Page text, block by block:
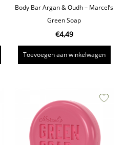
Body Bar Argan & Oudh – Marcel’s
Green Soap
€4,49
Toevoegen aan winkelwagen